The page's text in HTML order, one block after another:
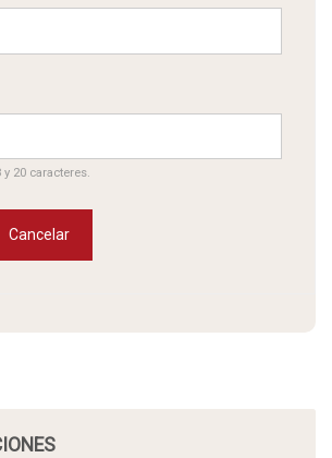
20 caracteres.
Cancelar